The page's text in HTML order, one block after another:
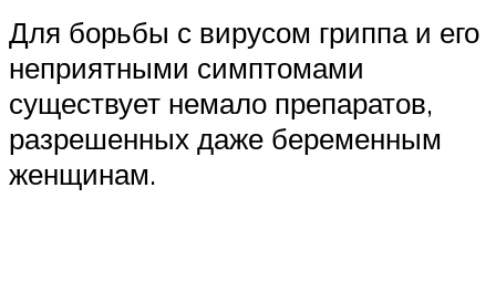
Для борьбы с вирусом гриппа и его
неприятными симптомами
существует немало препаратов,
разрешенных даже беременным
женщинам.